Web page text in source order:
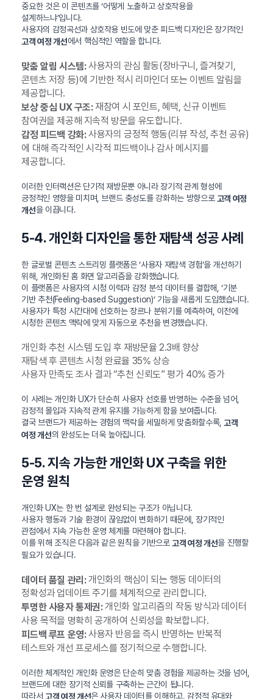
중요한 것은 이 콘텐츠를 ‘어떻게 노출하고 상호작용을
설계하느냐’입니다.
사용자의 감정곡선과 상호작용 빈도에 맞춘 피드백 디자인은 장기적인
고객 여정 개선에서 핵심적인 역할을 합니다.
맞춤 알림 시스템:사용자의 관심 활동(장바구니, 즐겨찾기,
콘텐츠 저장 등)에 기반한 적시 리마인더 또는 이벤트 알림을
제공합니다.
보상 중심 UX 구조:재참여 시 포인트, 혜택, 신규 이벤트
참여권을 제공해 지속적 방문을 유도합니다.
감정 피드백 강화:사용자의 긍정적 행동(리뷰 작성, 추천 공유)
에 대해 즉각적인 시각적 피드백이나 감사 메시지를
제공합니다.
이러한 인터랙션은 단기적 재방문뿐 아니라 장기적 관계 형성에
긍정적인 영향을 미치며, 브랜드 충성도를 강화하는 방향으로 고객 여정
개선을 이끕니다.
5-4. 개인화 디자인을 통한 재탐색 성공 사례
한 글로벌 콘텐츠 스트리밍 플랫폼은 ‘사용자 재탐색 경험’을 개선하기
위해, 개인화된 홈 화면 알고리즘을 강화했습니다.
이 플랫폼은 사용자의 시청 이력과 감정 분석 데이터를 결합해, ‘기분
기반 추천(Feeling-based Suggestion)’ 기능을 새롭게 도입했습니다.
사용자가 특정 시간대에 선호하는 장르나 분위기를 예측하여, 이전에
시청한 콘텐츠 맥락에 맞게 자동으로 추천을 변경했습니다.
개인화 추천 시스템 도입 후 재방문율 2.3배 향상
재탐색 후 콘텐츠 시청 완료율 35% 상승
사용자 만족도 조사 결과 “추천 신뢰도” 평가 40% 증가
이 사례는 개인화 UX가 단순히 사용자 선호를 반영하는 수준을 넘어,
감정적 몰입과 지속적 관계 유지를 가능하게 함을 보여줍니다.
결국 브랜드가 제공하는 경험의 맥락을 세밀하게 맞춤화할수록,고객
여정 개선의 완성도는 더욱 높아집니다.
5-5. 지속 가능한 개인화 UX 구축을 위한
운영 원칙
개인화 UX는 한 번 설계로 완성되는 구조가 아닙니다.
사용자 행동과 기술 환경이 끊임없이 변화하기 때문에, 장기적인
관점에서 지속 가능한 운영 체계를 마련해야 합니다.
이를 위해 조직은 다음과 같은 원칙을 기반으로 고객 여정 개선을 진행할
필요가 있습니다.
데이터 품질 관리:개인화의 핵심이 되는 행동 데이터의
정확성과 업데이트 주기를 체계적으로 관리합니다.
투명한 사용자 통제권:개인화 알고리즘의 작동 방식과 데이터
사용 목적을 명확히 공개하여 신뢰성을 확보합니다.
피드백 루프 운영:사용자 반응을 즉시 반영하는 반복적
테스트와 개선 프로세스를 정기적으로 수행합니다.
이러한 체계적인 개인화 운영은 단순히 맞춤 경험을 제공하는 것을 넘어,
브랜드에 대한 장기적 신뢰를 구축하는 근간이 됩니다.
따라서 고객 여정 개선은 사용자 데이터를 이해하고, 감정적 유대와